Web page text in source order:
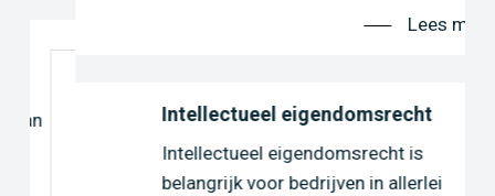
Lees meer
Intellectueel eigendomsrecht
Intellectueel eigendomsrecht is
belangrijk voor bedrijven in allerlei